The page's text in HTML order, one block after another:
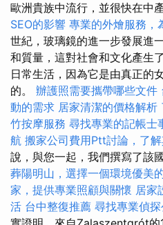
歐洲貴族中流行，並很快在中
SEO的影響 專業的外燴服務，
世紀，玻璃鏡的進一步發展進
和質量，這對社會和文化產生
日常生活，因為它是由真正的
的。 辦護照需要攜帶哪些文件
動的需求 居家清潔的價格解析
竹按摩服務 尋找專業的記帳士
航 搬家公司費用Ptt討論，了
說，與您一起，我們撰寫了該
葬陽明山，選擇一個環境優美
家，提供專業照顧與關懷 居家
活 台中整復推薦 尋找專業偵